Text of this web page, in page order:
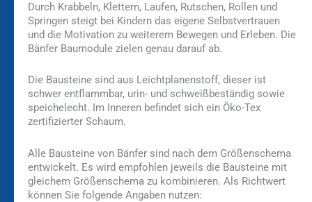
Durch Krabbeln, Klettern, Laufen, Rutschen, Rollen und
Springen steigt bei Kindern das eigene Selbstvertrauen
und die Motivation zu weiterem Bewegen und Erleben. Die
Bänfer Baumodule zielen genau darauf ab.
Die Bausteine sind aus Leichtplanenstoff, dieser ist
schwer entflammbar, urin- und schweißbeständig sowie
speichelecht. Im Inneren befindet sich ein Öko-Tex
zertifizierter Schaum.
Alle Bausteine von Bänfer sind nach dem Größenschema
entwickelt. Es wird empfohlen jeweils die Bausteine mit
gleichem Größenschema zu kombinieren. Als Richtwert
können Sie folgende Angaben nutzen: